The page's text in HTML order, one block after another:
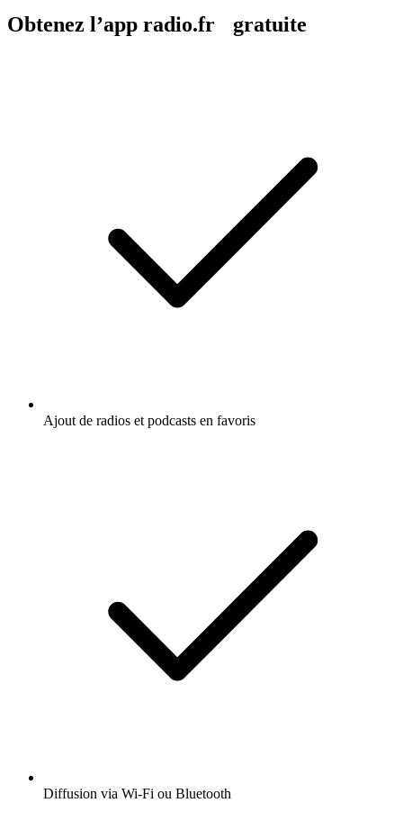
Obtenez l’app radio.fr gratuite
Ajout de radios et podcasts en favoris
Diffusion via Wi-Fi ou Bluetooth